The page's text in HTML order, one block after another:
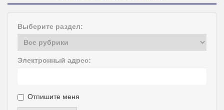
Выберите раздел:
Электронный адрес:
Отпишите меня